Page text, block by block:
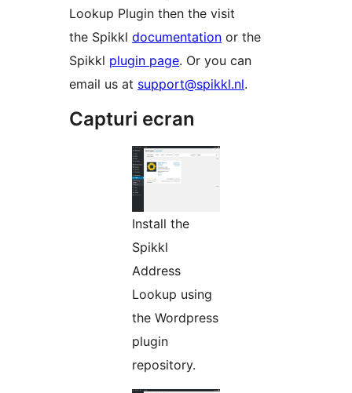
Lookup Plugin then the visit
the Spikkl documentation or the
Spikkl plugin page. Or you can
email us at support@spikkl.nl.
Capturi ecran
Install the
Spikkl
Address
Lookup using
the Wordpress
plugin
repository.